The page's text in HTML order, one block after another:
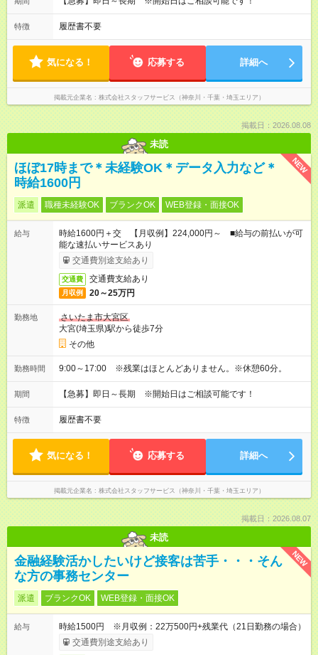
特徴 履歴書不要
気になる！ 応募する 詳細へ
掲載元企業名 株式会社スタッフサービス（神奈川・千葉・埼玉エリア）
掲載日：2026.08.08
未読
NEW
ほぼ17時まで＊未経験OK＊データ入力など＊
時給1600円
派遣 職種未経験OK ブランクOK WEB登録・面接OK
給与
時給1600円＋交 【月収例】224,000円～ ■給与の前払いが可
能な速払いサービスあり
交通費別途支給あり
交通費 交通費支給あり
月収例 20～25万円
勤務地
さいたま市大宮区
大宮(埼玉県)駅から徒歩7分
その他
勤務時間 9:00～17:00 ※残業はほとんどありません。※休憩60分。
期間 【急募】即日～長期 ※開始日はご相談可能です！
特徴 履歴書不要
気になる！ 応募する 詳細へ
掲載元企業名 株式会社スタッフサービス（神奈川・千葉・埼玉エリア）
掲載日：2026.08.07
未読
NEW
金融経験活かしたいけど接客は苦手・・・そん
な方の事務センター
派遣 ブランクOK WEB登録・面接OK
給与
時給1500円 ※月収例：22万500円+残業代（21日勤務の場合）
交通費別途支給あり